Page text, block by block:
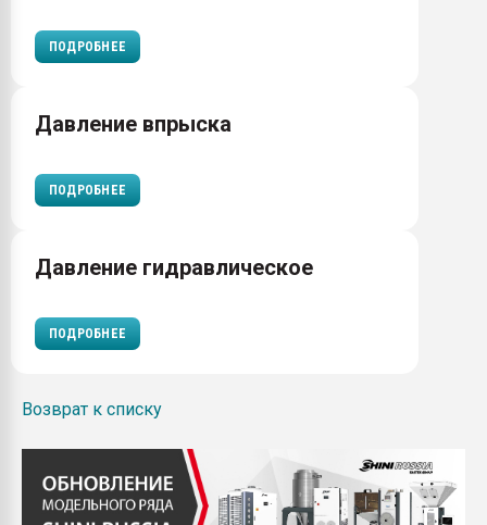
ПОДРОБНЕЕ
Давление впрыска
ПОДРОБНЕЕ
Давление гидравлическое
ПОДРОБНЕЕ
Возврат к списку